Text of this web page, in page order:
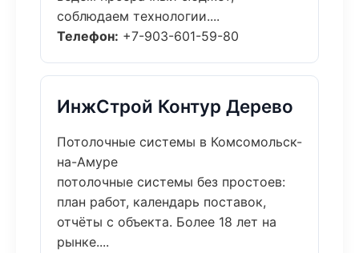
соблюдаем технологии....
Телефон: +7-903-601-59-80
ИнжСтрой Контур Дерево
Потолочные системы в Комсомольск-
на-Амуре
потолочные системы без простоев:
план работ, календарь поставок,
отчёты с объекта. Более 18 лет на
рынке....